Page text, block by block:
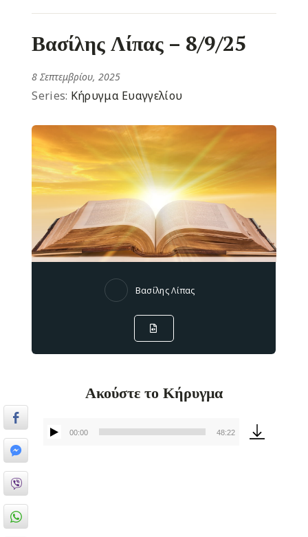
Βασίλης Λίπας – 8/9/25
8 Σεπτεμβρίου, 2025
Series: Κήρυγμα Ευαγγελίου
Βασίλης Λίπας
Ακούστε το Κήρυγμα
Πρόγραμμα
00:00 48:22